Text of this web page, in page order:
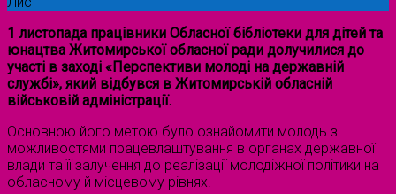
1 листопада працівники Обласної бібліотеки для дітей та
юнацтва Житомирської обласної ради долучилися до
участі в заході «Перспективи молоді на державній
службі», який відбувся в Житомирській обласній
військовій адміністрації.
Основною його метою було ознайомити молодь з
можливостями працевлаштування в органах державної
влади та її залучення до реалізації молодіжної політики на
обласному й місцевому рівнях.